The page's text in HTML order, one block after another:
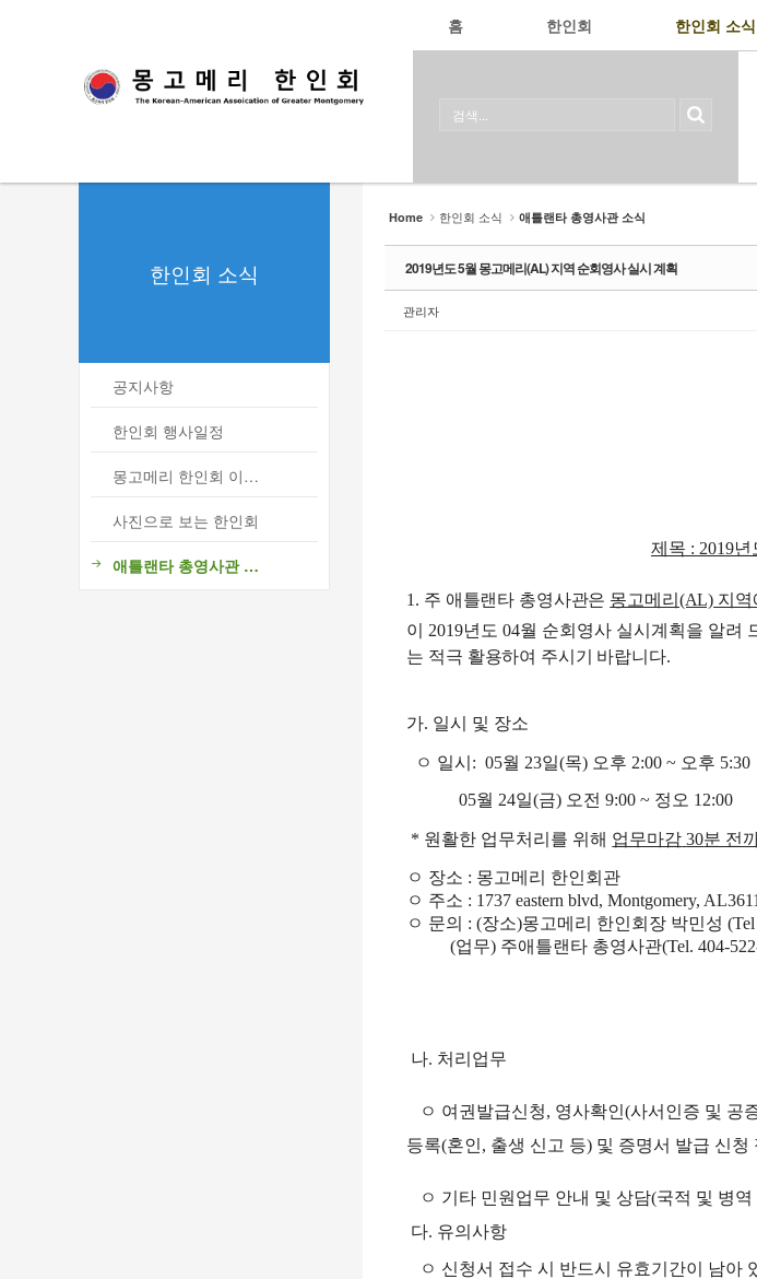
홈 한인회 한인회 소식
한인회 소식
공지사항
한인회 행사일정
몽고메리 한인회 이모저모
사진으로 보는 한인회
애틀랜타 총영사관 소식
Home 한인회 소식 애틀랜타 총영사관 소식
2019년도 5월 몽고메리(AL) 지역 순회영사 실시 계획
관리자
제목 : 2019년
1. 주 애틀랜타 총영사관은 몽고메리(AL) 지역
이
2019년도 04월 순회영사 실시계획을 알려
는 적극 활용하여 주시기 바랍니다.
가. 일시 및 장소
ㅇ 일시 : 05월 23일(목) 오후 2:00 ~ 오후 5:30
05월 24일(금) 오전 9:00 ~ 정오 12:00
* 원활한 업무처리를 위해 업무마감 30분 전
ㅇ 장소 : 몽고메리 한인회관
ㅇ 주소 : 1737 eastern blvd, Montgomery,
ㅇ 문의 : (장소)몽고메리 한인회장 박민성
(업무) 주애틀랜타 총영사관(Tel. 404-
나. 처리업무
ㅇ 여권발급신청, 영사확인(사서인증 및 공
등록(혼인, 출생 신고 등) 및 증명서 발급 신청
ㅇ 기타 민원업무 안내 및 상담(국적 및 병역
다. 유의사항
ㅇ 신청서 접수 시 반드시 유효기간이 남아
- 애틀랜타 총영사관 소식
한인회 커뮤니티
한인 회원&협찬사
Sketchbook5, 스케치북5
Sketchbook5, 스케치북5